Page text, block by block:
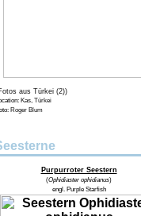
aus Türkei (2))
Kas, Türkei
Roger Blum
Purpurroter Seestern
(Ophidiaster ophidianus)
engl. Purple Starfish